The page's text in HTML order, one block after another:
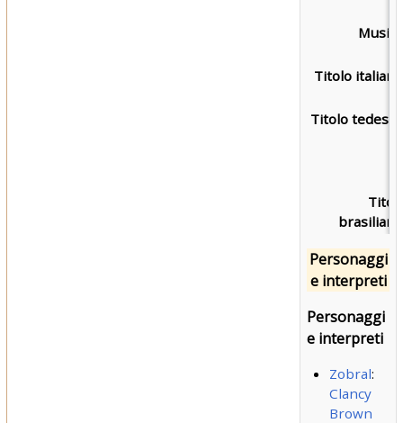
Titolo
Titolo
Personaggi
e interpreti
Personaggi
e interpreti
Zobral:
Clancy
Brown